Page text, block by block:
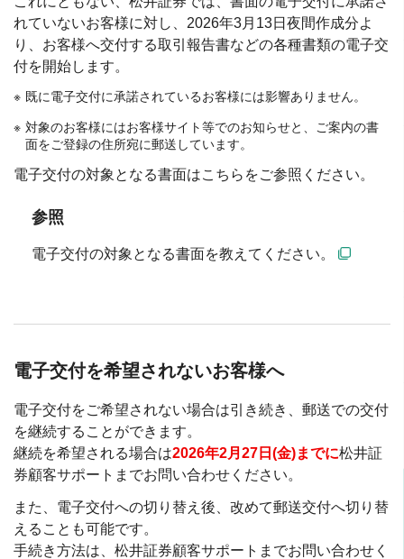
れていないお客様に対し、2026年3月13日夜間作成分よ
り、お客様へ交付する取引報告書などの各種書類の電子交
付を開始します。
既に電子交付に承諾されているお客様には影響ありません。
対象のお客様にはお客様サイト等でのお知らせと、ご案内の書
面をご登録の住所宛に郵送しています。
電子交付の対象となる書面はこちらをご参照ください。
参照
電子交付の対象となる書面を教えてください。
電子交付を希望されないお客様へ
電子交付をご希望されない場合は引き続き、郵送での交付
を継続することができます。
継続を希望される場合は2026年2月27日(金)までに松井証
券顧客サポートまでお問い合わせください。
また、電子交付への切り替え後、改めて郵送交付へ切り替
えることも可能です。
手続き方法は、松井証券顧客サポートまでお問い合わせく